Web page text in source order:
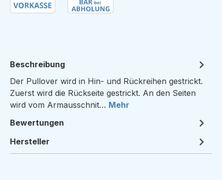
Beschreibung
Der Pullover wird in Hin- und Rückreihen gestrickt.
Zuerst wird die Rückseite gestrickt. An den Seiten
wird vom Armausschnit… Mehr
Bewertungen
Hersteller